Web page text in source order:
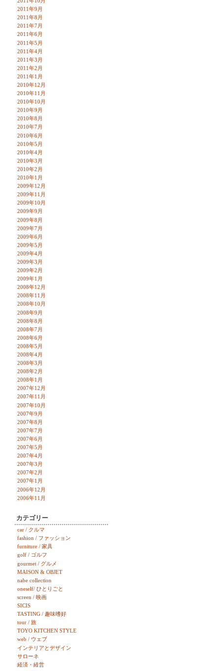
2011年9月
2011年8月
2011年7月
2011年6月
2011年5月
2011年4月
2011年3月
2011年2月
2011年1月
2010年12月
2010年11月
2010年10月
2010年9月
2010年8月
2010年7月
2010年6月
2010年5月
2010年4月
2010年3月
2010年2月
2010年1月
2009年12月
2009年11月
2009年10月
2009年9月
2009年8月
2009年7月
2009年6月
2009年5月
2009年4月
2009年3月
2009年2月
2009年1月
2008年12月
2008年11月
2008年10月
2008年9月
2008年8月
2008年7月
2008年6月
2008年5月
2008年4月
2008年3月
2008年2月
2008年1月
2007年12月
2007年11月
2007年10月
2007年9月
2007年8月
2007年7月
2007年6月
2007年5月
2007年4月
2007年3月
2007年2月
2007年1月
2006年12月
2006年11月
カテゴリー
car / クルマ
fashion / ファッション
furniture / 家具
golf / ゴルフ
gourmet / グルメ
MAISON & OBJET
nabe collection
oneself/ ひとりごと
screen / 映画
SICIS
TASTING / 趣味嗜好
tour / 旅
TOYO KITCHEN STYLE
web / ウェブ
インテリアとデザイン
サローネ
経済・経営